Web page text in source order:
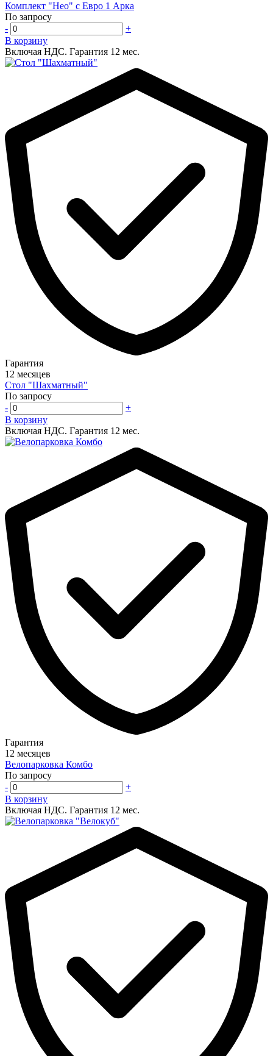
Комплект "Нео" с Евро 1 Арка
По запросу
-
+
В корзину
Включая НДС. Гарантия 12 мес.
Гарантия
12 месяцев
Стол "Шахматный"
По запросу
-
+
В корзину
Включая НДС. Гарантия 12 мес.
Гарантия
12 месяцев
Велопарковка Комбо
По запросу
-
+
В корзину
Включая НДС. Гарантия 12 мес.